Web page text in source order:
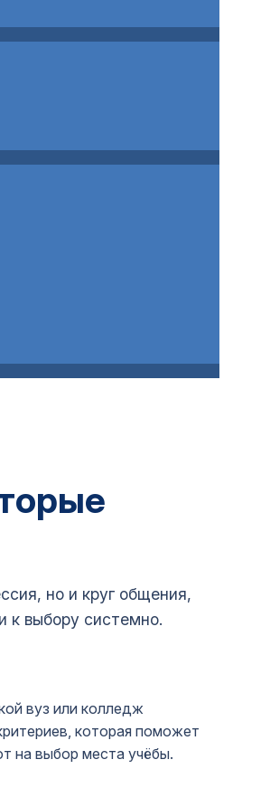
но и круг общения,
к выбору системно.
вуз или колледж
которая поможет
на выбор места учёбы.